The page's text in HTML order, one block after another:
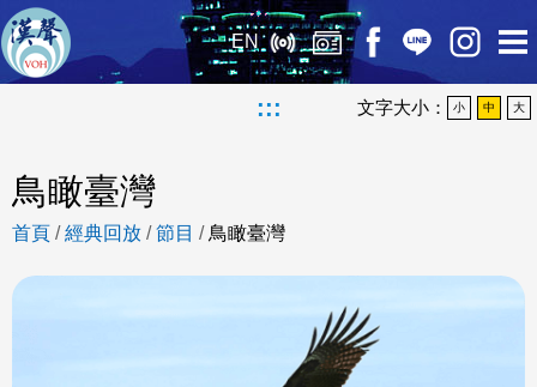
EN
::: 文字大小： 小 中 大
鳥瞰臺灣
首頁 /經典回放 /節目 / 鳥瞰臺灣